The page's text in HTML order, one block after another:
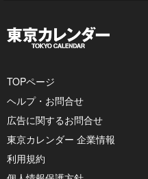
TOPページ
ヘルプ・お問合せ
広告に関するお問合せ
東京カレンダー 企業情報
利用規約